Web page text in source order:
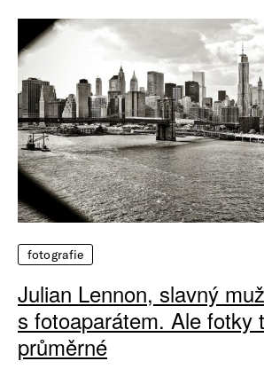
fotografie
Julian Lennon, slavný muž
s fotoaparátem. Ale fotky
průměrné